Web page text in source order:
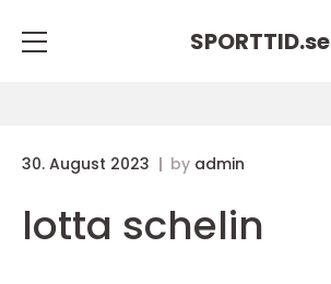
SPORTTID.se
30. August 2023 by admin
lotta schelin